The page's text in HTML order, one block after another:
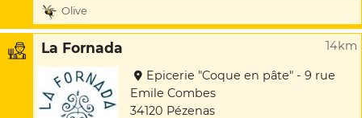
Olive
La Fornada 14km
Epicerie "Coque en pâte" - 9 rue
Emile Combes
34120 Pézenas